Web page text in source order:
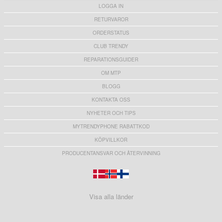
LOGGA IN
RETURVAROR
ORDERSTATUS
CLUB TRENDY
REPARATIONSGUIDER
OM MTP
BLOGG
KONTAKTA OSS
NYHETER OCH TIPS
MYTRENDYPHONE RABATTKOD
KÖPVILLKOR
PRODUCENTANSVAR OCH ÅTERVINNING
Visa alla länder